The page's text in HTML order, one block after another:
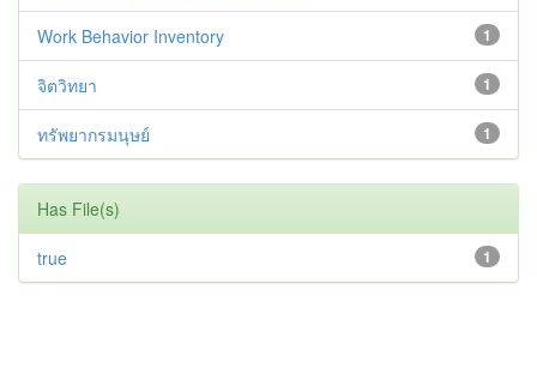
1
Work Behavior Inventory
1
จิตวิทยา
1
ทรัพยากรมนุษย์
Has File(s)
1
true